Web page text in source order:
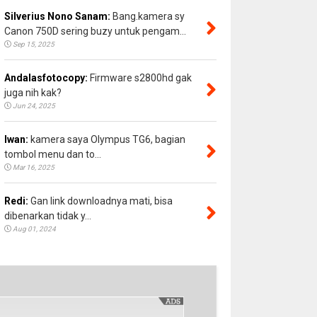
Silverius Nono Sanam: Bang.kamera sy
Canon 750D sering buzy untuk pengam...
Sep 15, 2025
Andalasfotocopy: Firmware s2800hd gak
juga nih kak?
Jun 24, 2025
Iwan: kamera saya Olympus TG6, bagian
tombol menu dan to...
Mar 16, 2025
Redi: Gan link downloadnya mati, bisa
dibenarkan tidak y...
Aug 01, 2024